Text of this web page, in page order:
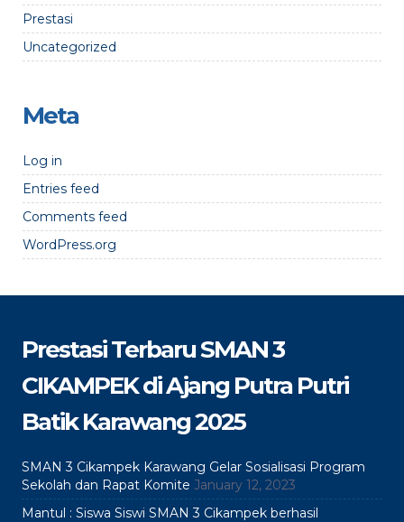
Prestasi
Uncategorized
Meta
Log in
Entries feed
Comments feed
WordPress.org
Prestasi Terbaru SMAN 3
CIKAMPEK di Ajang Putra Putri
Batik Karawang 2025
SMAN 3 Cikampek Karawang Gelar Sosialisasi Program
Sekolah dan Rapat Komite January 12, 2023
Mantul : Siswa Siswi SMAN 3 Cikampek berhasil